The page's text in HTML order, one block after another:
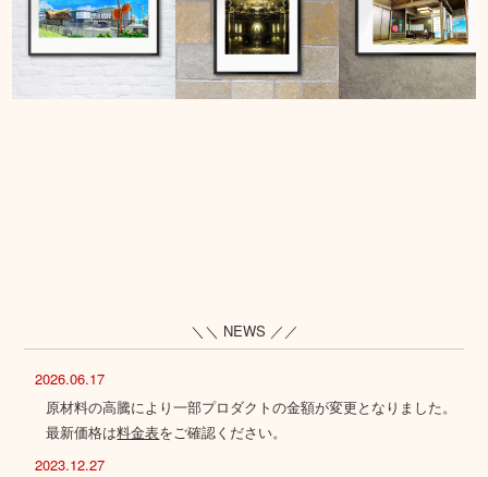
＼＼ NEWS ／／
2026.06.17
原材料の高騰により一部プロダクトの金額が変更となりました。
最新価格は料金表をご確認ください。
2023.12.27